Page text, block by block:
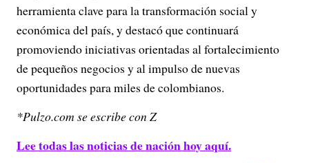
herramienta clave para la transformación social y
económica del país, y destacó que continuará
promoviendo iniciativas orientadas al fortalecimiento
de pequeños negocios y al impulso de nuevas
oportunidades para miles de colombianos.
*Pulzo.com se escribe con Z
Lee todas las noticias de nación hoy aquí.